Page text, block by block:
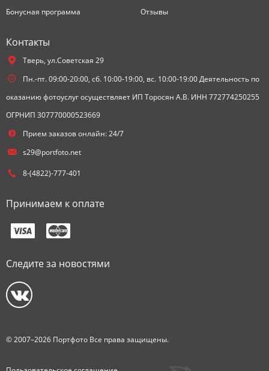
Бонусная программа Отзывы
Контакты
Тверь, ул.Советская 29
Пн.-пт. 09:00-20:00, сб. 10:00-19:00, вс. 10:00-19:00 Деятельность по
оказанию фотоуслуг осуществляет ИП Торосян А.В. ИНН 772774250255
ОГРНИП 307770000523669
Прием заказов онлайн: 24/7
s29@portfoto.net
8-(4822)-777-401
Принимаем к оплате
Следите за новостями
© 2007–2026 Портфото Все права защищены.